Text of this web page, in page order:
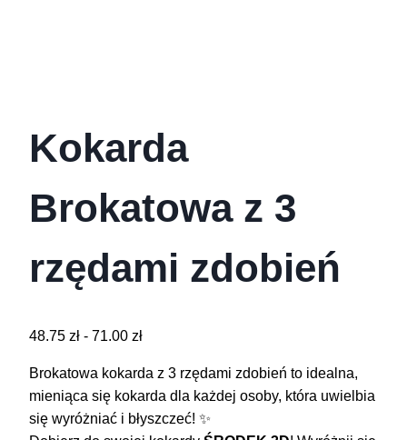
Kokarda
Brokatowa z 3
rzędami zdobień
48.75 zł - 71.00 zł
Brokatowa kokarda z 3 rzędami zdobień to idealna,
mieniąca się kokarda dla każdej osoby, która uwielbia
się wyróżniać i błyszczeć! ✨